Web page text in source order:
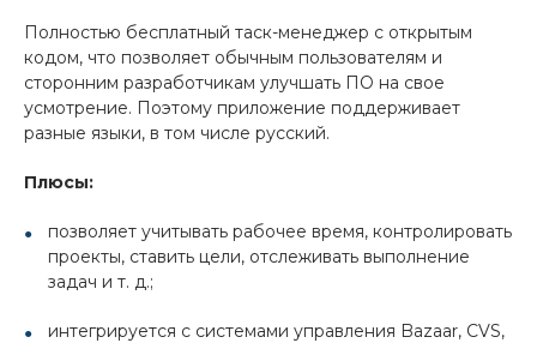
Полностью бесплатный таск-менеджер с открытым
кодом, что позволяет обычным пользователям и
сторонним разработчикам улучшать ПО на свое
усмотрение. Поэтому приложение поддерживает
разные языки, в том числе русский.
Плюсы:
позволяет учитывать рабочее время, контролировать
проекты, ставить цели, отслеживать выполнение
задач и т. д.;
интегрируется с системами управления Bazaar, CVS,